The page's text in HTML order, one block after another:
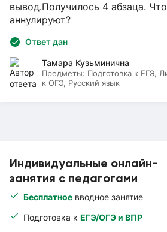
Индивидуальные онлайн-
занятия с педагогами
Бесплатное вводное занятие
Подготовка к ЕГЭ/ОГЭ и ВПР
вывод.Получилось 4 абзаца.
аннулируют?
Ответ дан
Тамара Кузьминична
Предметы: Подготовка к ЕГЭ,
к ОГЭ, Русский язык